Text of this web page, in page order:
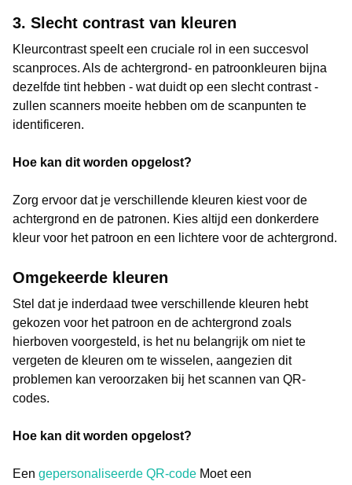
3. Slecht contrast van kleuren
Kleurcontrast speelt een cruciale rol in een succesvol
scanproces. Als de achtergrond- en patroonkleuren bijna
dezelfde tint hebben - wat duidt op een slecht contrast -
zullen scanners moeite hebben om de scanpunten te
identificeren.
Hoe kan dit worden opgelost?
Zorg ervoor dat je verschillende kleuren kiest voor de
achtergrond en de patronen. Kies altijd een donkerdere
kleur voor het patroon en een lichtere voor de achtergrond.
Omgekeerde kleuren
Stel dat je inderdaad twee verschillende kleuren hebt
gekozen voor het patroon en de achtergrond zoals
hierboven voorgesteld, is het nu belangrijk om niet te
vergeten de kleuren om te wisselen, aangezien dit
problemen kan veroorzaken bij het scannen van QR-
codes.
Hoe kan dit worden opgelost?
Een gepersonaliseerde QR-code Moet een